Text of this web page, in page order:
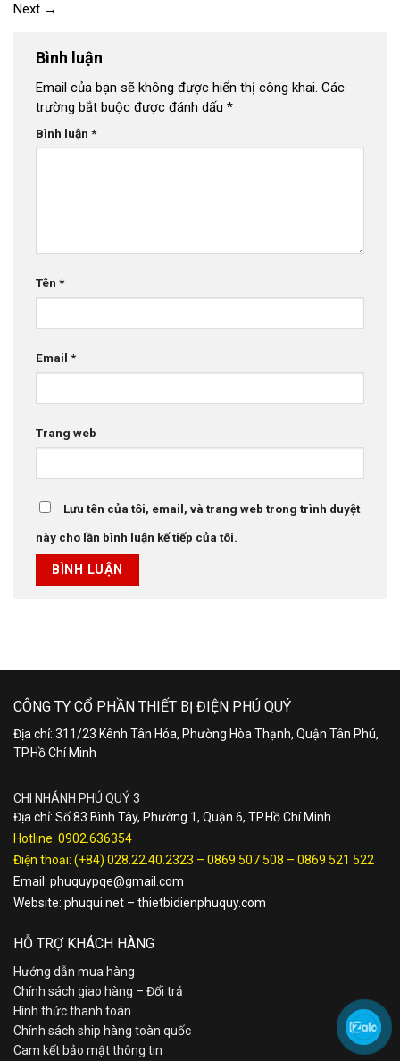
Next →
Bình luận
Email của bạn sẽ không được hiển thị công khai. Các
trường bắt buộc được đánh dấu *
Bình luận *
Tên *
Email *
Trang web
Lưu tên của tôi, email, và trang web trong trình duyệt
này cho lần bình luận kế tiếp của tôi.
CÔNG TY CỔ PHẦN THIẾT BỊ ĐIỆN PHÚ QUÝ
Địa chỉ: 311/23 Kênh Tân Hóa, Phường Hòa Thạnh, Quận Tân Phú,
TP.Hồ Chí Minh
CHI NHÁNH PHÚ QUÝ 3
Địa chỉ: Số 83 Bình Tây, Phường 1, Quận 6, TP.Hồ Chí Minh
Hotline: 0902.636354
Điện thoại: (+84) 028.22.40.2323 – 0869 507 508 – 0869 521 522
Email: phuquypqe@gmail.com
Website: phuqui.net – thietbidienphuquy.com
HỖ TRỢ KHÁCH HÀNG
Hướng dẫn mua hàng
Chính sách giao hàng – Đổi trả
Hình thức thanh toán
Chính sách ship hàng toàn quốc
Cam kết bảo mật thông tin